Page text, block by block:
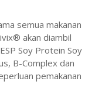
semua makanan
akan diambil
Soy Protein Soy
B-Complex dan
pemakanan